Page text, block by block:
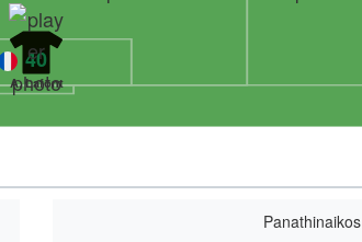
40
A. Lafont
Panathinaikos